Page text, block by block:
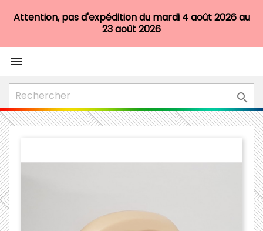
Attention, pas d'expédition du mardi 4 août 2026 au
23 août 2026

